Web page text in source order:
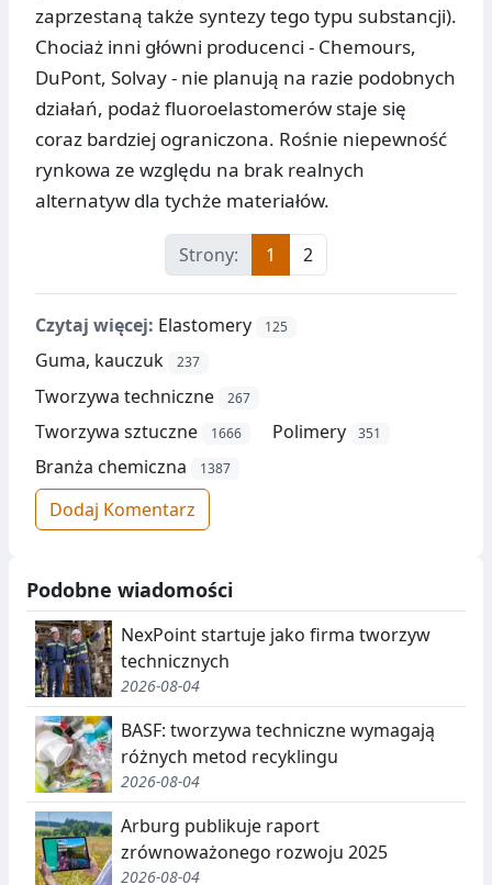
zaprzestaną także syntezy tego typu substancji).
Chociaż inni główni producenci - Chemours,
DuPont, Solvay - nie planują na razie podobnych
działań, podaż fluoroelastomerów staje się
coraz bardziej ograniczona. Rośnie niepewność
rynkowa ze względu na brak realnych
alternatyw dla tychże materiałów.
Strony: 1 2
Czytaj więcej: Elastomery 125
Guma, kauczuk 237
Tworzywa techniczne 267
Tworzywa sztuczne 1666 Polimery 351
Branża chemiczna 1387
Dodaj Komentarz
Podobne wiadomości
NexPoint startuje jako firma tworzyw
technicznych
2026-08-04
BASF: tworzywa techniczne wymagają
różnych metod recyklingu
2026-08-04
Arburg publikuje raport
zrównoważonego rozwoju 2025
2026-08-04